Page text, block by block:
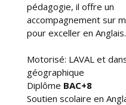
pédagogie, il offre un
accompagnement sur
pour exceller en Anglais.
Motorisé: LAVAL et
géographique
Diplôme BAC+8
Soutien scolaire en